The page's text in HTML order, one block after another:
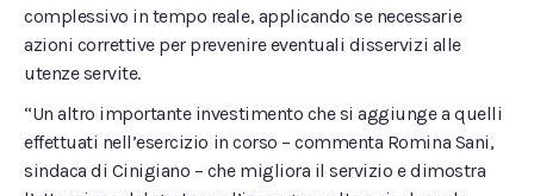
complessivo in tempo reale, applicando se necessarie
azioni correttive per prevenire eventuali disservizi alle
utenze servite.
“Un altro importante investimento che si aggiunge a quelli
effettuati nell’esercizio in corso – commenta Romina Sani,
sindaca di Cinigiano – che migliora il servizio e dimostra